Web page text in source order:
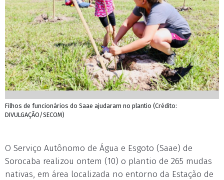
Filhos de funcionários do Saae ajudaram no plantio (Crédito:
DIVULGAÇÃO/SECOM)
O Serviço Autônomo de Água e Esgoto (Saae) de
Sorocaba realizou ontem (10) o plantio de 265 mudas
nativas, em área localizada no entorno da Estação de